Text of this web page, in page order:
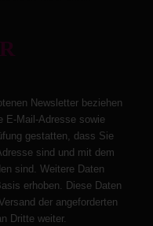
Newsletter beziehen
E-Mail-Adresse sowie
gestatten, dass Sie
sind und mit dem
sind. Weitere Daten
erhoben. Diese Daten
der angeforderten
Dritte weiter.